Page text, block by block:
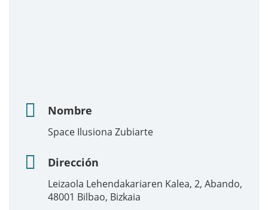
Nombre
Space Ilusiona Zubiarte
Dirección
Leizaola Lehendakariaren Kalea, 2, Abando,
48001 Bilbao, Bizkaia